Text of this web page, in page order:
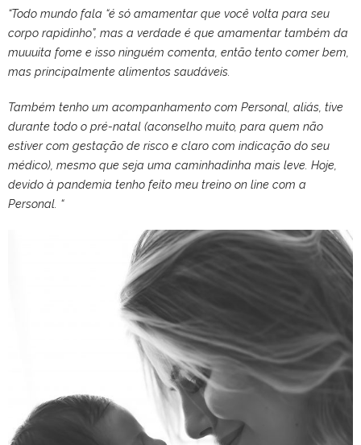
“Todo mundo fala “é só amamentar que você volta para seu
corpo rapidinho”, mas a verdade é que amamentar também da
muuuita fome e isso ninguém comenta, então tento comer bem,
mas principalmente alimentos saudáveis.
Também tenho um acompanhamento com Personal, aliás, tive
durante todo o pré-natal (aconselho muito, para quem não
estiver com gestação de risco e claro com indicação do seu
médico), mesmo que seja uma caminhadinha mais leve. Hoje,
devido à pandemia tenho feito meu treino on line com a
Personal. “